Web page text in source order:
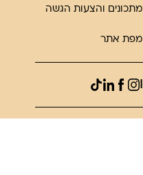
מתכונים והצעות הגשה
מפת אתר